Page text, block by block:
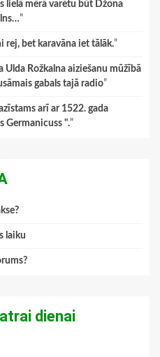
lielā mērā varētu būt Džona
”
rej, bet karavāna iet tālāk.”
Rožkalna aiziešanu mūžībā
gabals tajā radio”
arī ar 1522. gada
Germanicuss ".”
laiku
dienai